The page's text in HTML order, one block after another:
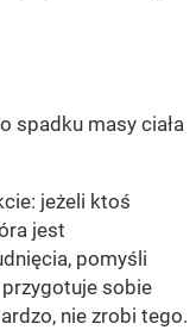
spadku masy ciała
jeżeli ktoś
jest
pomyśli
sobie
nie zrobi tego.